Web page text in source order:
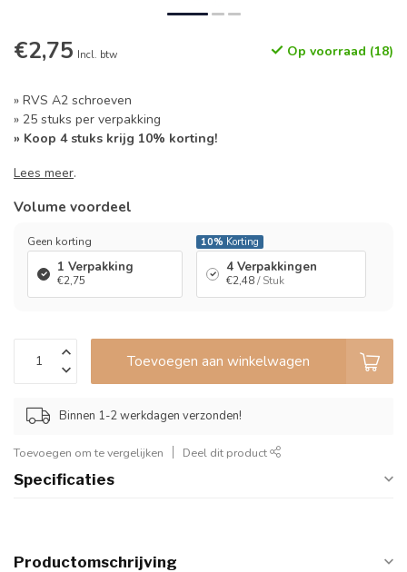
€2,75 Incl. btw Op voorraad (18)
» RVS A2 schroeven
» 25 stuks per verpakking
» Koop 4 stuks krijg 10% korting!
Lees meer.
Volume voordeel
Geen korting
1 Verpakking
€2,75
10% Korting
4 Verpakkingen
€2,48/ Stuk
Toevoegen aan winkelwagen
Binnen 1-2 werkdagen verzonden!
Toevoegen om te vergelijken Deel dit product
Specificaties
Productomschrijving